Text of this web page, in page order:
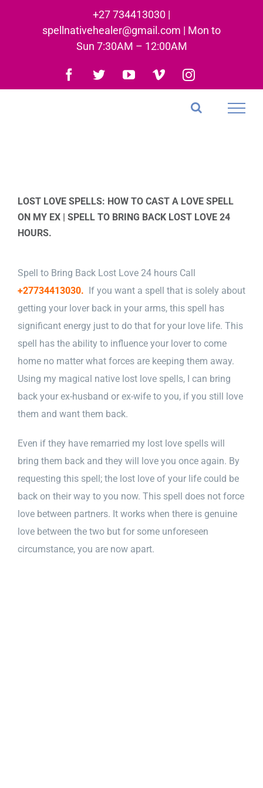
+27 734413030 |
spellnativehealer@gmail.com | Mon to
Sun 7:30AM – 12:00AM
Facebook
TwitterYouTubeVimeoInstagram
LOST LOVE SPELLS: HOW TO CAST A LOVE SPELL
ON MY EX | SPELL TO BRING BACK LOST LOVE 24
HOURS.
Spell to Bring Back Lost Love 24 hours Call
+27734413030.
If you want a spell that is solely about
getting your lover back in your arms, this spell has
significant energy just to do that for your love life. This
spell has the ability to influence your lover to come
home no matter what forces are keeping them away.
Using my magical native lost love spells, I can bring
back your ex-husband or ex-wife to you, if you still love
them and want them back.
Even if they have remarried my lost love spells will
bring them back and they will love you once again. By
requesting this spell; the lost love of your life could be
back on their way to you now. This spell does not force
love between partners. It works when there is genuine
love between the two but for some unforeseen
circumstance, you are now apart.